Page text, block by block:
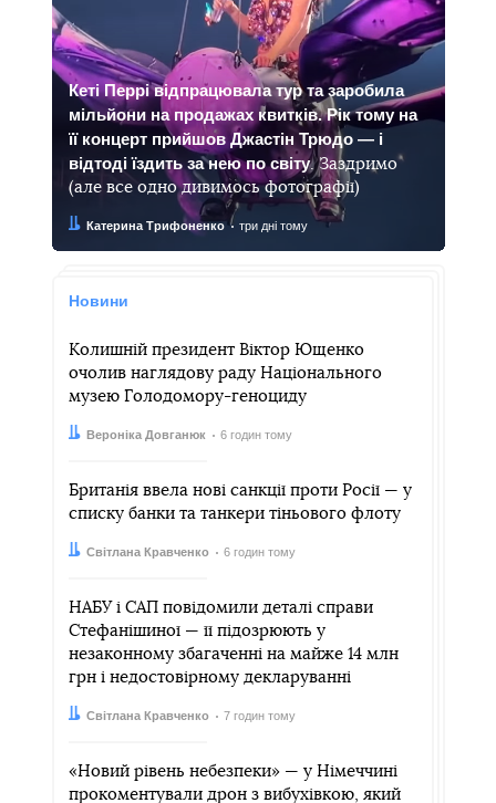
Кеті Перрі відпрацювала тур та заробила
мільйони на продажах квитків. Рік тому на
її концерт прийшов Джастін Трюдо — і
відтоді їздить за нею по світу. Заздримо
(але все одно дивимось фотографії)
Автор:Катерина Трифоненко
Дата: три дні тому
Новини
Колишній президент Віктор Ющенко
очолив наглядову раду Національного
музею Голодомору-геноциду
Автор:Вероніка Довганюк
Дата: 6 годин тому
Британія ввела нові санкції проти Росії — у
списку банки та танкери тіньового флоту
Автор:
Світлана Кравченко
Дата: 6 годин тому
НАБУ і САП повідомили деталі справи
Стефанішиної — її підозрюють у
незаконному збагаченні на майже 14 млн
грн і недостовірному декларуванні
Автор:
Світлана Кравченко
Дата: 7 годин тому
«Новий рівень небезпеки» — у Німеччині
прокоментували дрон з вибухівкою, який